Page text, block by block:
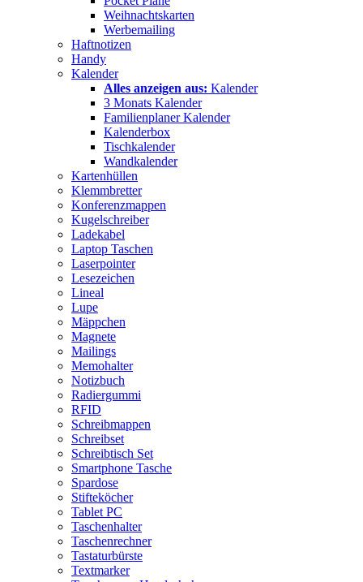
Weihnachtskarten
Werbemailing
Haftnotizen
Handy
Kalender
Alles anzeigen aus: Kalender
3 Monats Kalender
Familienplaner Kalender
Kalenderbox
Tischkalender
Wandkalender
Kartenhüllen
Klemmbretter
Konferenzmappen
Kugelschreiber
Ladekabel
Laptop Taschen
Laserpointer
Lesezeichen
Lineal
Lupe
Mäppchen
Magnete
Mailings
Memohalter
Notizbuch
Radiergummi
RFID
Schreibmappen
Schreibset
Schreibtisch Set
Smartphone Tasche
Spardose
Stifteköcher
Tablet PC
Taschenhalter
Taschenrechner
Tastaturbürste
Textmarker